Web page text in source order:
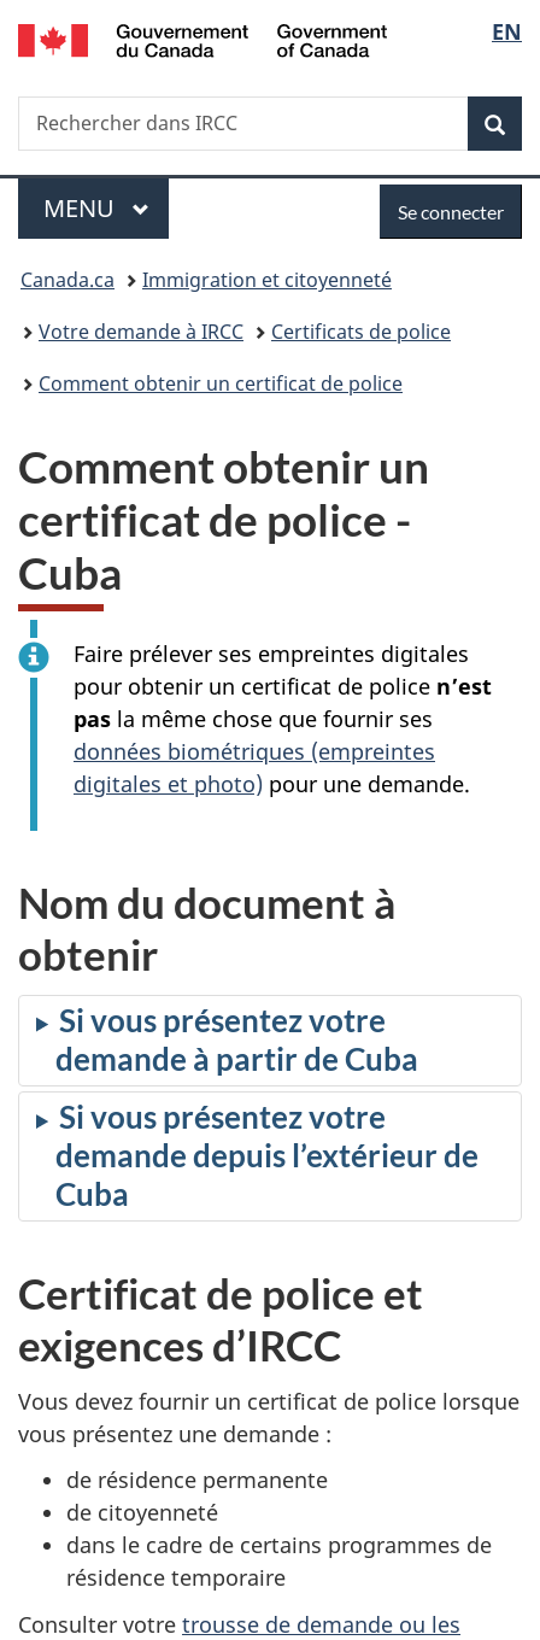
Passer
au
Passer
à
du
Passer
à
simplifiée
de
la
EN
Recherche
Rechercher
dans
Menu
MENU PRINCIPAL
connecter
Se connecter
Vous
êtes
ici :
Canada.ca
Immigration et citoyenneté
Votre demande à IRCC
Certificats de police
Comment obtenir un certificat de police
Comment obtenir un
certificat de police -
Cuba
Faire prélever ses empreintes digitales
pour obtenir un certificat de police n’est
pas la même chose que fournir ses
données biométriques (empreintes
digitales et photo) pour une demande.
Nom du document à
obtenir
Si vous présentez votre
demande à partir de Cuba
Si vous présentez votre
demande depuis l’extérieur de
Cuba
Certificat de police et
exigences d’IRCC
Vous devez fournir un certificat de police lorsque
vous présentez une demande :
de résidence permanente
de citoyenneté
dans le cadre de certains programmes de
résidence temporaire
Consulter votre trousse de demande ou les